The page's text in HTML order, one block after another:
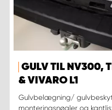
GULV TIL NV300,
& VIVARO L1
Gulvbelægning/
monteringsnøgler og